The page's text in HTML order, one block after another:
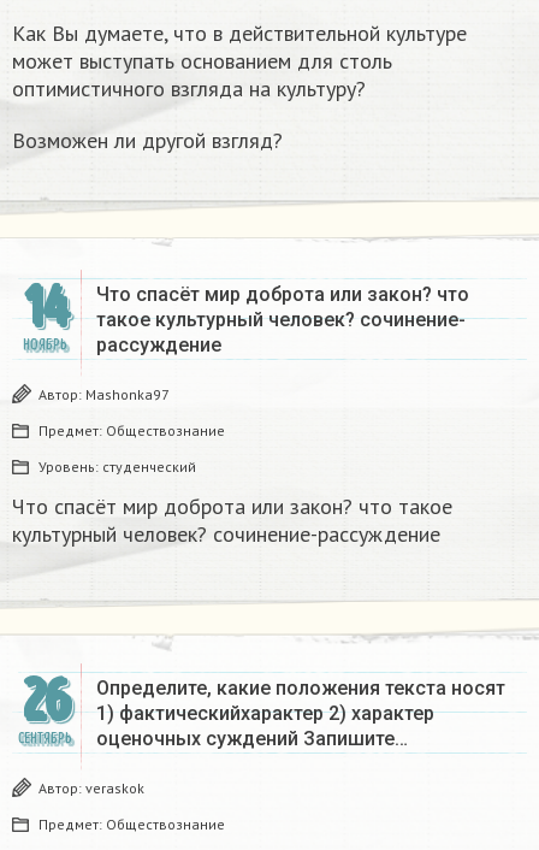
Как Вы думаете, что в действительной культуре
может выступать основанием для столь
оптимистичного взгляда на культуру?
Возможен ли другой взгляд?
14
НОЯБРЬ
Что спасёт мир доброта или закон? что
такое культурный человек? сочинение-
рассуждение ​
Автор: Mashonka97
Предмет: Обществознание
Уровень: студенческий
Что спасёт мир доброта или закон? что такое
культурный человек? сочинение-рассуждение ​
26
СЕНТЯБРЬ
Определите, какие положения текста носят
1) фактическийхарактер 2) характер
оценочных суждений Запишите…
Автор: veraskok
Предмет: Обществознание